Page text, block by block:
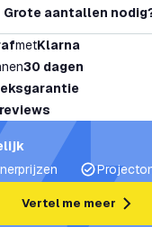
Grote aantallen
metKlarna
30 dagen
Vertel me meer